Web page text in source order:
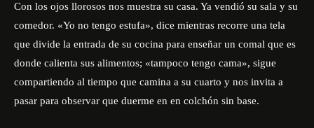
Con los ojos llorosos nos muestra su casa. Ya vendió su sala y su
comedor. «Yo no tengo estufa», dice mientras recorre una tela
que divide la entrada de su cocina para enseñar un comal que es
donde calienta sus alimentos; «tampoco tengo cama», sigue
compartiendo al tiempo que camina a su cuarto y nos invita a
pasar para observar que duerme en en colchón sin base.